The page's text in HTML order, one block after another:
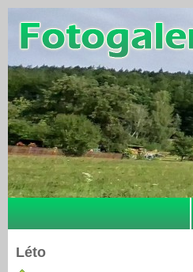
Léto